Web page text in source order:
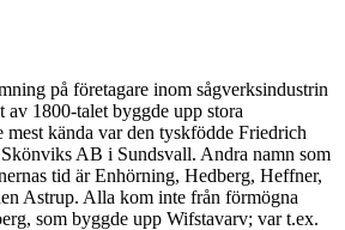
på företagare inom sågverksindustrin
1800-talet byggde upp stora
mest kända var den tyskfödde Friedrich
AB i Sundsvall. Andra namn som
tid är Enhörning, Hedberg, Heffner,
Astrup. Alla kom inte från förmögna
som byggde upp Wifstavarv; var t.ex.